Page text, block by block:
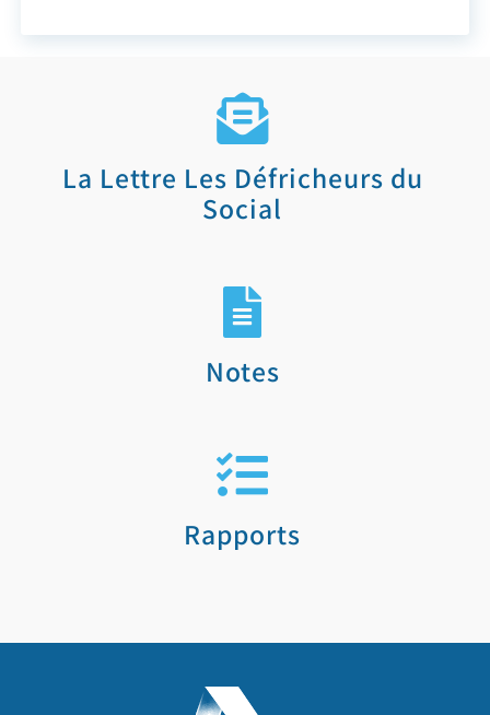
La Lettre Les Défricheurs du
Social
Notes
Rapports